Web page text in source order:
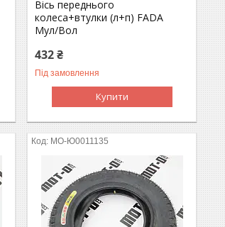
Вісь переднього
колеса+втулки (л+п) FADA
Мул/Вол
432 ₴
Під замовлення
Купити
MO-Ю0011135